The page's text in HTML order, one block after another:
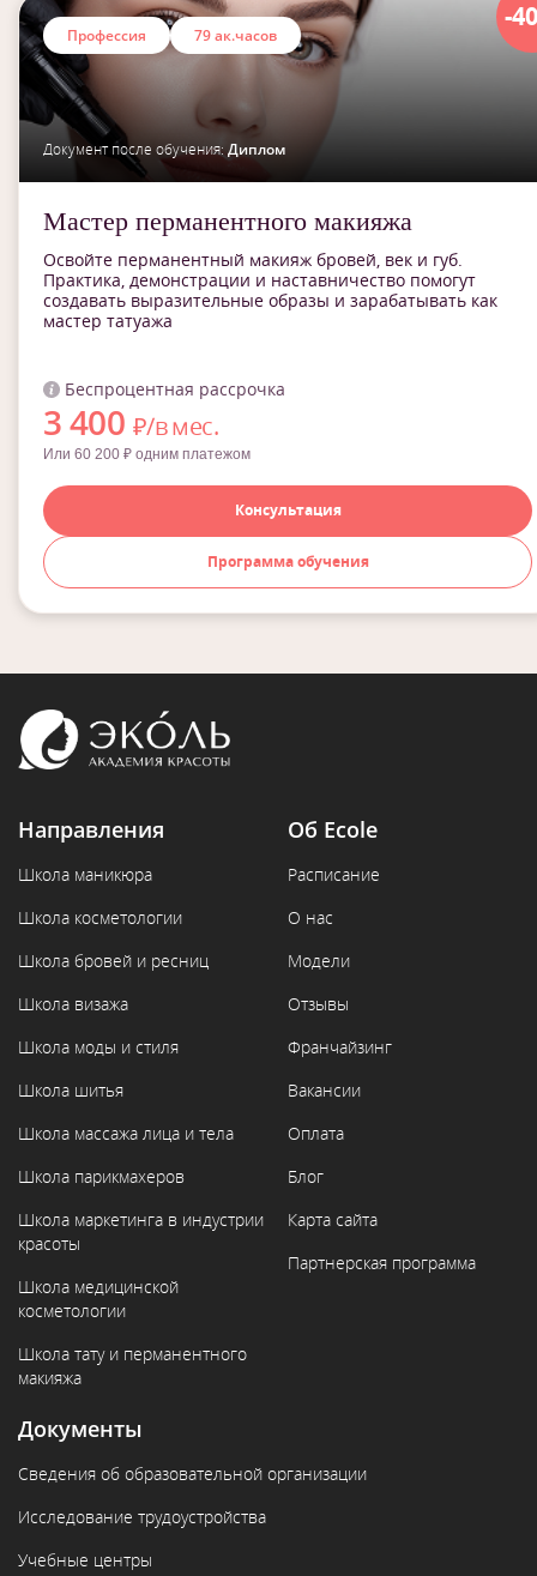
-
Профессия 79 ак.часов
Документ после обучения:Диплом
Мастер перманентного макияжа
Освойте перманентный макияж бровей, век и губ.
Практика, демонстрации и наставничество помогут
создавать выразительные образы и зарабатывать как
мастер татуажа
Беспроцентная рассрочка
3 400 ₽/в мес.
Или 60 200 ₽ одним платежом
Консультация
Программа обучения
Направления
Школа маникюра
Школа косметологии
Школа бровей и ресниц
Школа визажа
Школа моды и стиля
Школа шитья
Школа массажа лица и тела
Школа парикмахеров
Школа маркетинга в индустрии
красоты
Школа медицинской
косметологии
Школа тату и перманентного
макияжа
Об Ecole
Расписание
О нас
Модели
Отзывы
Франчайзинг
Вакансии
Оплата
Блог
Карта сайта
Партнерская программа
Документы
Сведения об образовательной организации
Исследование трудоустройства
Учебные центры